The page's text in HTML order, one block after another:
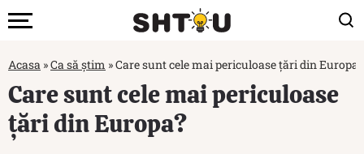
Acasa »Ca să știm »Care sunt cele mai periculoase țări din Europa?
Care sunt cele mai periculoase
țări din Europa?